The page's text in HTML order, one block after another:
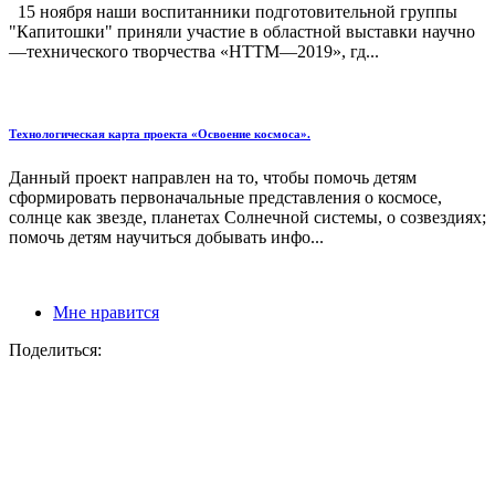
15 ноября наши воспитанники подготовительной группы
"Капитошки" приняли участие в областной выставки научно
—технического творчества «НТТМ—2019», гд...
Технологическая карта проекта «Освоение космоса».
Данный проект направлен на то, чтобы помочь детям
сформировать первоначальные представления о космосе,
солнце как звезде, планетах Солнечной системы, о созвездиях;
помочь детям научиться добывать инфо...
Мне нравится
Поделиться: